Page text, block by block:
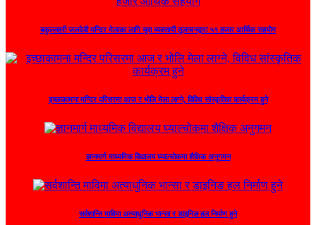
बकुल्लहरी जलदेवी मन्दिर मेलाका लागि यूवा व्यवसायी तूलाचनद्वारा ५१ हजार आर्थिक सहयोग
इच्छाकामना मन्दिर परिसरमा आज र भोलि मेला लाग्ने, विविध सांस्कृतिक कार्यक्रम हुने
ज्ञानमार्ग माध्यमिक विद्यालय घ्याल्चोकमा शैक्षिक अनुगमन
सर्वशान्ति माविमा अत्याधुनिक भान्सा र डाइनिङ हल निर्माण हुने